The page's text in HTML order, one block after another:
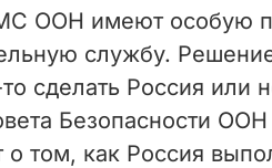
i
d
e
ООН имеют особую
службу.
сделать Россия или
Безопасности
о том, как Россия